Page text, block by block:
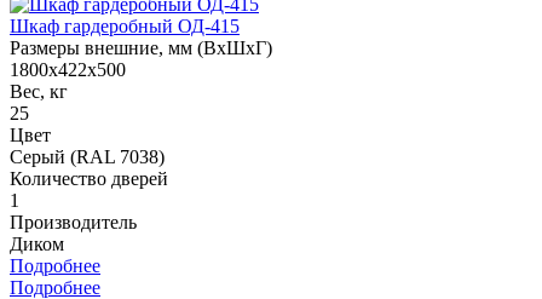
Шкаф гардеробный ОД-415
Размеры внешние, мм (ВхШхГ)
1800х422х500
Вес, кг
25
Цвет
Серый (RAL 7038)
Количество дверей
1
Производитель
Диком
Подробнее
Подробнее